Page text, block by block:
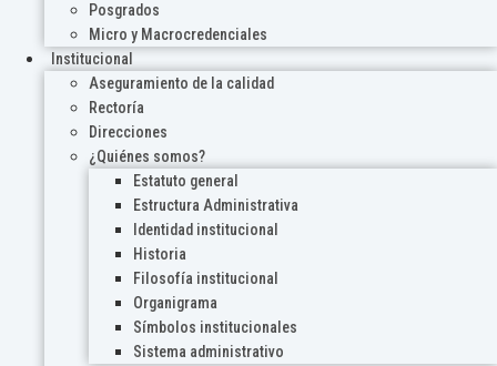
Posgrados
Micro y Macrocredenciales
Institucional
Aseguramiento de la calidad
Rectoría
Direcciones
¿Quiénes somos?
Estatuto general
Estructura Administrativa
Identidad institucional
Historia
Filosofía institucional
Organigrama
Símbolos institucionales
Sistema administrativo